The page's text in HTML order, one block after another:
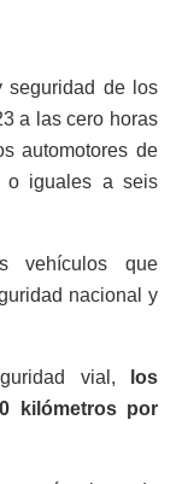
seguridad de los
a las cero horas
automotores de
o iguales a seis
vehículos que
nacional y
vial, los
kilómetros por